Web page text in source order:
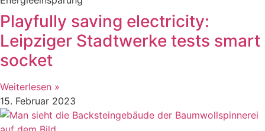
Playfully saving electricity:
Leipziger Stadtwerke tests smart
socket
Weiterlesen »
15. Februar 2023